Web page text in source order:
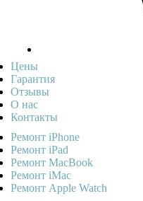
Цены
Гарантия
Отзывы
О нас
Контакты
Ремонт iPhone
Ремонт iPad
Ремонт MacBook
Ремонт iMac
Ремонт Apple Watch